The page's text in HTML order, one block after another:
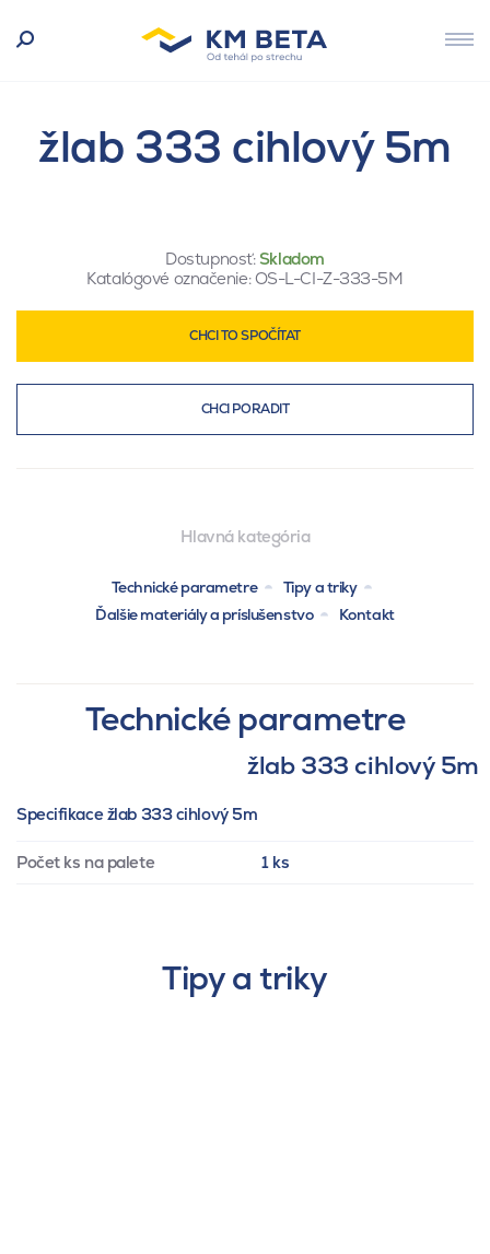
žlab 333 cihlový 5m
Dostupnosť:Skladom
Katalógové označenie: OS-L-CI-Z-333-5M
CHCI TO SPOČÍTAT
CHCI PORADIT
Hlavná kategória
Technické parametre
Tipy a triky
Ďalšie materiály a príslušenstvo
Kontakt
Technické parametre
žlab 333 cihlový 5m
Specifikace žlab 333 cihlový 5m
Počet ks na palete 1 ks
Tipy a triky